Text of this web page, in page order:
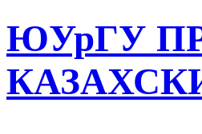
ЮУрГУ